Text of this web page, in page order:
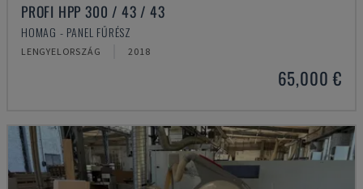
PROFI HPP 300 / 43 / 43
HOMAG - PANEL FŰRÉSZ
LENGYELORSZÁG 2018
65,000 €